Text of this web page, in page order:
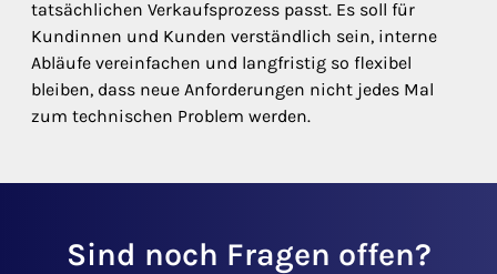
tatsächlichen Verkaufsprozess passt. Es soll für
Kundinnen und Kunden verständlich sein, interne
Abläufe vereinfachen und langfristig so flexibel
bleiben, dass neue Anforderungen nicht jedes Mal
zum technischen Problem werden.
Sind noch Fragen offen?